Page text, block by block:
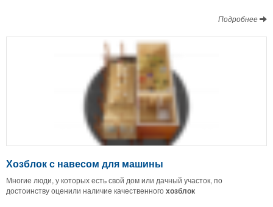
Подробнее
Хозблок с навесом для машины
Многие люди, у которых есть свой дом или дачный участок, по
достоинству оценили наличие качественногохозблок